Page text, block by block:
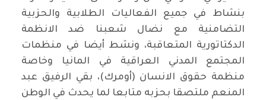
بنشاط في جميع الفعاليات الطلابية والحزبية
التضامنية مع نضال شعبنا ضد الانظمة
الدكتاتورية المتعاقبة، ونشط أيضا في منظمات
المجتمع المدني العراقية في المانيا وخاصة
منظمة حقوق الانسان (أومرك)، بقي الرفيق عبد
المنعم ملتصقا بحزبه متابعا لما يحدث في الوطن